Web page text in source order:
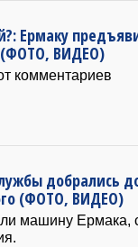
Ермаку
(ФОТО, ВИДЕО)
комментариев
добрались
(ФОТО, ВИДЕО)
машину Ермака,